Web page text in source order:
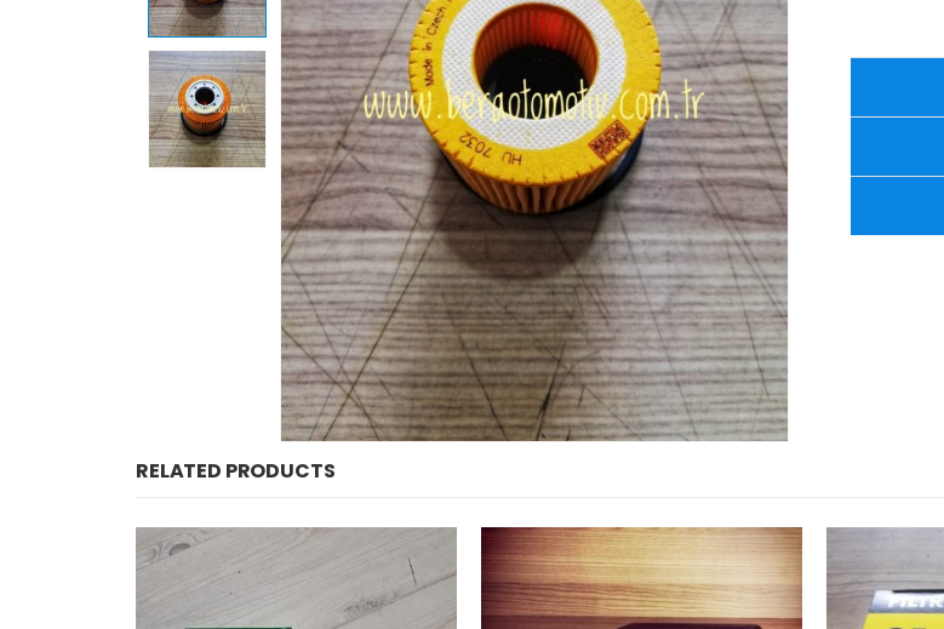
RELATED PRODUCTS